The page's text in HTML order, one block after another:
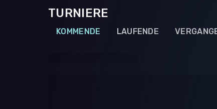
TURNIERE
KOMMENDE LAUFENDE